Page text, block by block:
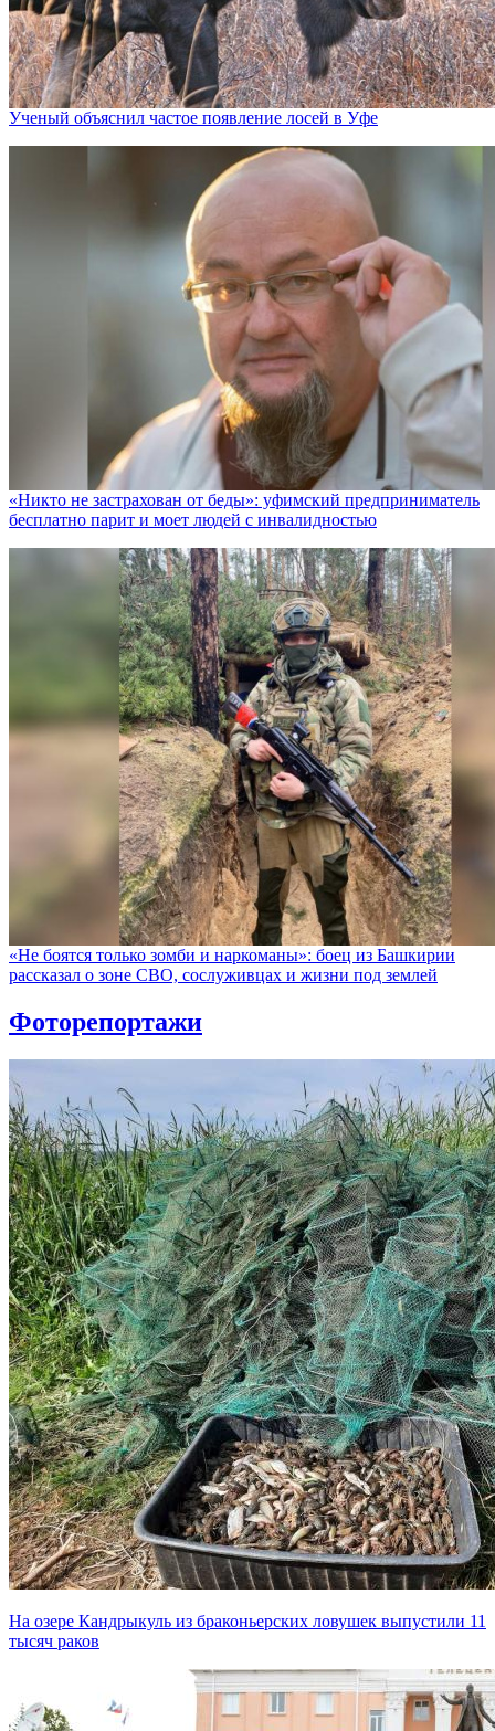
Ученый объяснил частое появление лосей в Уфе
«Никто не заcтрахован от беды»: уфимский предприниматель
бесплатно парит и моет людей с инвалидностью
«Не боятся только зомби и наркоманы»: боец из Башкирии
рассказал о зоне СВО, сослуживцах и жизни под землей
Фоторепортажи
На озере Кандрыкуль из браконьерских ловушек выпустили 11
тысяч раков